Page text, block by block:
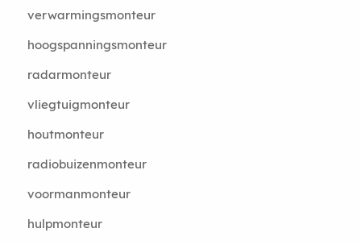
verwarmingsmonteur
hoogspanningsmonteur
radarmonteur
vliegtuigmonteur
houtmonteur
radiobuizenmonteur
voormanmonteur
hulpmonteur